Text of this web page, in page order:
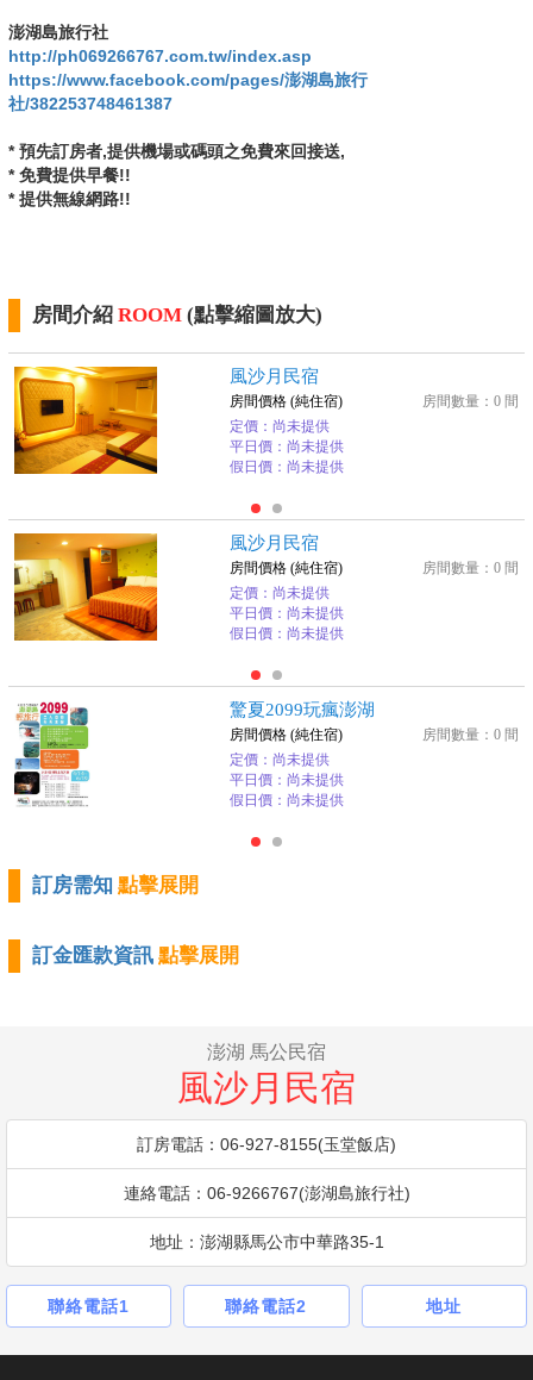
澎湖島旅行社
http://ph069266767.com.tw/index.asp
https://www.facebook.com/pages/澎湖島旅行
社/382253748461387
* 預先訂房者,提供機場或碼頭之免費來回接送,
*免費提供早餐!!
* 提供無線網路!!
房間介紹 ROOM (點擊縮圖放大)
風沙月民宿
房間數量：0 間
房間價格 (純住宿)
定價：尚未提供
平日價：尚未提供
假日價：尚未提供
風沙月民宿
房間數量：0 間
房間價格 (純住宿)
定價：尚未提供
平日價：尚未提供
假日價：尚未提供
驚夏2099玩瘋澎湖
房間數量：0 間
房間價格 (純住宿)
定價：尚未提供
平日價：尚未提供
假日價：尚未提供
訂房需知 點擊展開
訂金匯款資訊 點擊展開
澎湖 馬公民宿
風沙月民宿
訂房電話：06-927-8155(玉堂飯店)
連絡電話：06-9266767(澎湖島旅行社)
地址：澎湖縣馬公市中華路35-1
聯絡電話1 聯絡電話2 地址